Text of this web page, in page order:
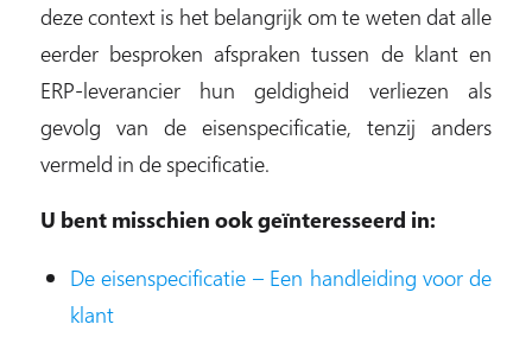
deze context is het belangrijk om te weten dat alle
eerder besproken afspraken tussen de klant en
ERP-leverancier hun geldigheid verliezen als
gevolg van de eisenspecificatie, tenzij anders
vermeld in de specificatie.
U bent misschien ook geïnteresseerd in:
De eisenspecificatie – Een handleiding voor de
klant